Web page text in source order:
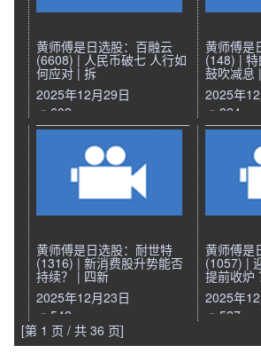
黄师傅是日选股：百融云
(6608) | 人民币破七 人行如
何应对 | 拆
2025年12月29日
602
黄师傅是
(148) |
鼓吹减息 |
2025年
824
黄师傅是日选股：耐世特
(1316) | 新消费股升势能否
持续？ | 四新
2025年12月23日
542
黄师傅是
(1057) |
提前收炉
2025年
527
[第 1 页 / 共 36 页]